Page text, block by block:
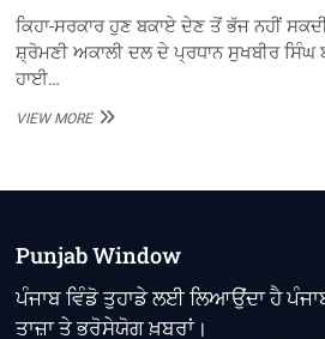
ਕਿਹਾ-ਸਰਕਾਰ ਹੁਣ ਬਕਾਏ ਦੇਣ ਤੋਂ ਭੱਜ ਨਹੀਂ
ਸ਼੍ਰੋਮਣੀ ਅਕਾਲੀ ਦਲ ਦੇ ਪ੍ਰਧਾਨ ਸੁਖਬੀਰ
ਹਾਈ…
VIEW MOREਹਾਈ
ਵੱਡੀ
ਜਿੱਤ
:
ਸੁਖਬੀਰ
Punjab Window
ਪੰਜਾਬ ਵਿੰਡੋ ਤੁਹਾਡੇ ਲਈ ਲਿਆਉਂਦਾ ਹੈ
ਤਾਜ਼ਾ ਤੇ ਭਰੋਸੇਯੋਗ ਖ਼ਬਰਾਂ।